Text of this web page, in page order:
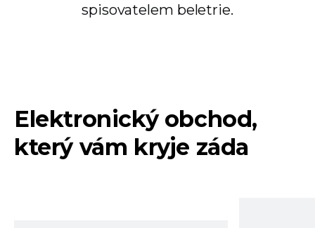
spisovatelem beletrie.
Elektronický obchod,
který vám kryje záda